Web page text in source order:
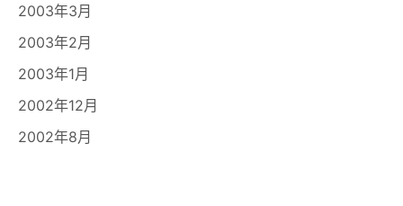
2003年3月
2003年2月
2003年1月
2002年12月
2002年8月